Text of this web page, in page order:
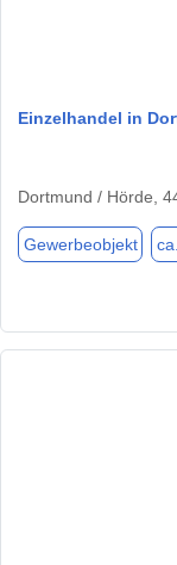
Einzelhandel in
Dortmund / Hörde,
Gewerbeobjekt